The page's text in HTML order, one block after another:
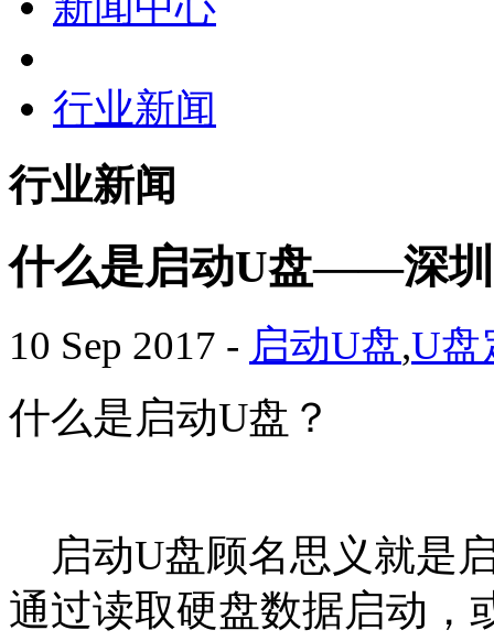
行业新闻
行业新闻
什么是启动U盘——深
10 Sep 2017 - 启动U盘,U盘
什么是启动U盘？
启动U盘顾名思义就是
通过读取硬盘数据启动，